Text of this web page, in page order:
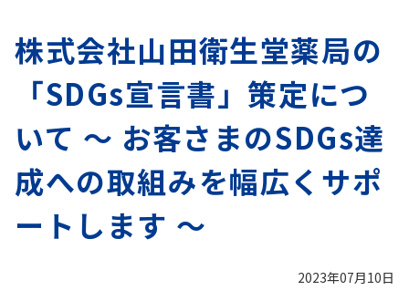
株式会社山田衛生堂薬局の
「SDGs宣言書」策定につ
いて ～ お客さまのSDGs達
成への取組みを幅広くサポ
ートします ～
2023年07月10日